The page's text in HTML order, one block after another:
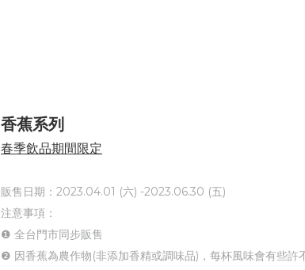
香蕉系列
春季飲品期間限定
販售日期：2023.04.01 (六) -2023.06.30 (五)
注意事項：
❶ 全台門市同步販售
❷ 因香蕉為農作物(非添加香精或調味品)，每杯風味會有些許